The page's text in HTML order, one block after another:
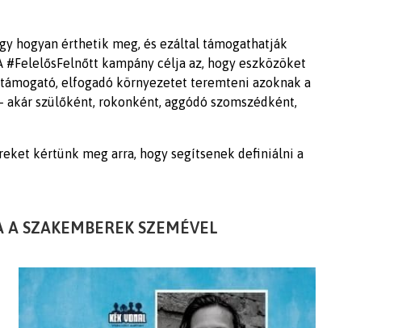
hogyan érthetik meg, és ezáltal támogathatják
kampány célja az, hogy eszközöket
elfogadó környezetet teremteni azoknak a
szülőként, rokonként, aggódó szomszédként,
kértünk meg arra, hogy segítsenek definiálni a
SZAKEMBEREK SZEMÉVEL